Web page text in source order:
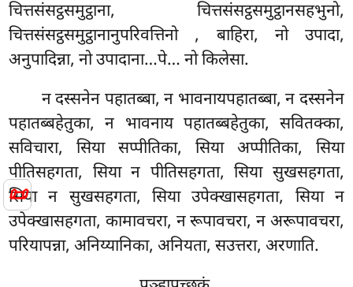
📜
चित्तसंसट्ठसमुट्ठाना, चित्तसंसट्ठसमुट्ठानसहभुनो,
चित्तसंसट्ठसमुट्ठानानुपरिवत्तिनो , बाहिरा, नो उपादा,
अनुपादिन्ना, नो उपादाना…पे… नो किलेसा.
न दस्सनेन पहातब्बा, न भावनायपहातब्बा, न दस्सनेन
पहातब्बहेतुका, न भावनाय पहातब्बहेतुका, सवितक्का,
सविचारा, सिया सप्पीतिका, सिया अप्पीतिका, सिया
पीतिसहगता, सिया न पीतिसहगता, सिया सुखसहगता,
सिया न सुखसहगता, सिया उपेक्खासहगता, सिया न
उपेक्खासहगता, कामावचरा, न रूपावचरा, न अरूपावचरा,
परियापन्ना, अनिय्यानिका, अनियता, सउत्तरा, अरणाति.